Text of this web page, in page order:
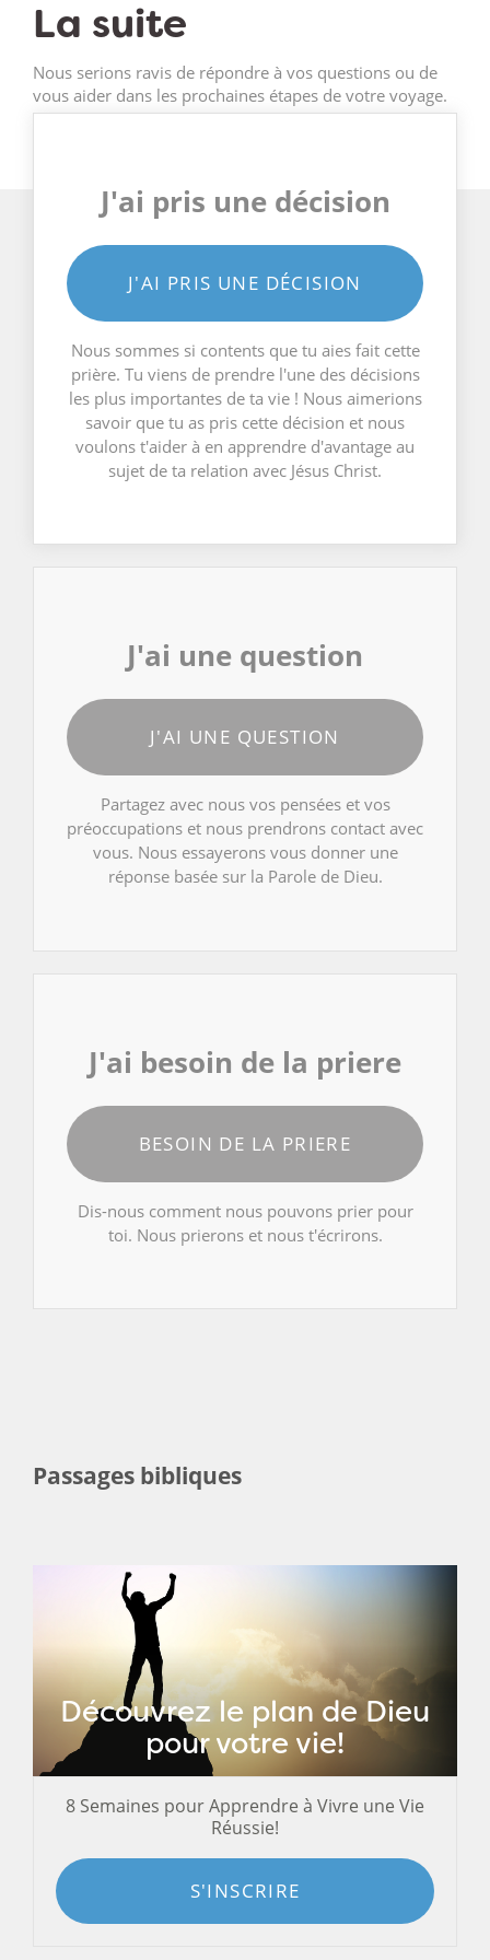
La suite
Nous serions ravis de répondre à vos questions ou de
vous aider dans les prochaines étapes de votre voyage.
J'ai pris une décision
J'AI PRIS UNE DÉCISION
Nous sommes si contents que tu aies fait cette
prière. Tu viens de prendre l'une des décisions
les plus importantes de ta vie ! Nous aimerions
savoir que tu as pris cette décision et nous
voulons t'aider à en apprendre d'avantage au
sujet de ta relation avec Jésus Christ.
J'ai une question
J'AI UNE QUESTION
Partagez avec nous vos pensées et vos
préoccupations et nous prendrons contact avec
vous. Nous essayerons vous donner une
réponse basée sur la Parole de Dieu.
J'ai besoin de la priere
BESOIN DE LA PRIERE
Dis-nous comment nous pouvons prier pour
toi. Nous prierons et nous t'écrirons.
Passages bibliques
Découvrez le plan de Dieu
pour votre vie!
8 Semaines pour Apprendre à Vivre une Vie
Réussie!
S'INSCRIRE